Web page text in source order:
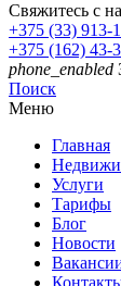
Свяжитесь с
+375 (33) 913-
+375 (162) 43-
phone_enabled
Поиск
Меню
Главная
Услуги
Тарифы
Блог
Новости